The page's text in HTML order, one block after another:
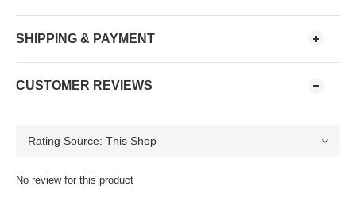
SHIPPING & PAYMENT
CUSTOMER REVIEWS
No review for this product